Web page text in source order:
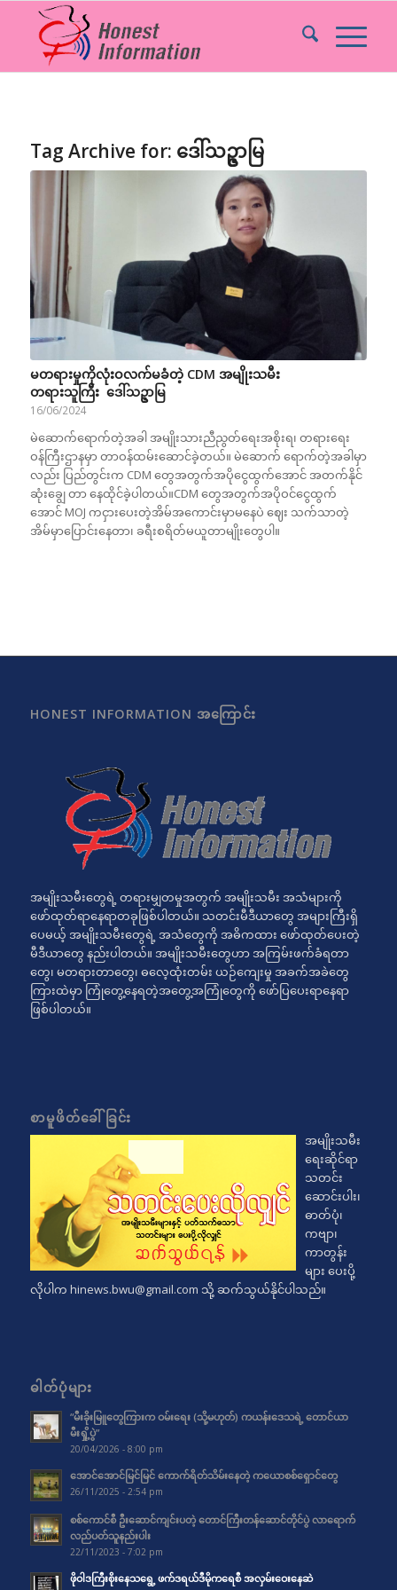
Tag Archive for: ဒေါ်သဥ္ဇာမြ
မတရားမှုကိုလုံးဝလက်မခံတဲ့ CDM အမျိုးသမီး
တရားသူကြီး ဒေါ်သဥ္ဇာမြ
16/06/2024
မဲဆောက်ရောက်တဲ့အခါ အမျိုးသားညီညွတ်ရေးအစိုးရ၊ တရားရေး
ဝန်ကြီးဌာနမှာ တာဝန်ထမ်းဆောင်ခဲ့တယ်။ မဲဆောက် ရောက်တဲ့အခါမှာ
လည်း ပြည်တွင်းက CDM တွေအတွက်အပိုငွေထွက်အောင် အတက်နိုင်
ဆုံးချွေ တာ နေထိုင်ခဲ့ပါတယ်။CDM တွေအတွက်အပိုဝင်ငွေထွက်
အောင် MOJ ကငှားပေးတဲ့အိမ်အကောင်းမှာမနေပဲ ဈေး သက်သာတဲ့
အိမ်မှာပြောင်းနေတာ၊ ခရီးစရိတ်မယူတာမျိုးတွေပါ။
HONEST INFORMATION အကြောင်း
အမျိုးသမီးတွေရဲ့ တရားမျှတမှုအတွက် အမျိုးသမီး အသံများကို
ဖော်ထုတ်ရာနေရာတခုဖြစ်ပါတယ်။ သတင်းမီဒီယာတွေ အများကြီးရှိ
ပေမယ့် အမျိုးသမီးတွေရဲ့ အသံတွေကို အဓိကထား ဖော်ထုတ်ပေးတဲ့
မီဒီယာတွေ နည်းပါတယ်။ အမျိုးသမီးတွေဟာ အကြမ်းဖက်ခံရတာ
တွေ၊ မတရားတာတွေ၊ ဓလေ့ထုံးတမ်း ယဉ်ကျေးမှု အခက်အခဲတွေ
ကြားထဲမှာ ကြုံတွေ့နေရတဲ့အတွေ့အကြုံတွေကို ဖော်ပြပေးရာနေရာ
ဖြစ်ပါတယ်။
စာမူဖိတ်ခေါ်ခြင်း
အမျိုးသမီး
ရေးဆိုင်ရာ
သတင်း
ဆောင်းပါး၊
ဓာတ်ပုံ၊
ကဗျာ၊
ကာတွန်း
များ ပေးပို့
လိုပါက hinews.bwu@gmail.com သို့ ဆက်သွယ်နိုင်ပါသည်။
ဓါတ်ပုံများ
“မီးခိုးမြူတွေကြားက ဝမ်းရေး (သို့မဟုတ်) ကယန်းဒေသရဲ့ တောင်ယာ
မီးရှို့ပွဲ”
20/04/2026 - 8:00 pm
အောင်အောင်မြင်မြင် ကောက်ရိတ်သိမ်းနေတဲ့ ကယောစစ်ရှောင်တွေ
26/11/2025 - 2:54 pm
စစ်ကောင်စီ ဦးဆောင်ကျင်းပတဲ့ တောင်ကြီးတန်ဆောင်တိုင်ပွဲ လာရောက်
လည်ပတ်သူနည်းပါး
22/11/2023 - 7:02 pm
ဖိုဝါဒကြီးစိုးနေသရွေ့ ဖက်ဒရယ်ဒီမိုကရေစီ အလှမ်းဝေးနေဆဲ